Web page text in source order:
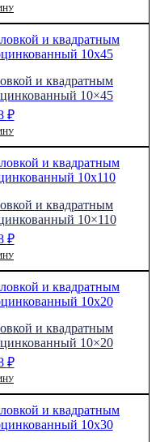
и квадратным
10×45
₽
и квадратным
10×110
₽
и квадратным
10×20
₽